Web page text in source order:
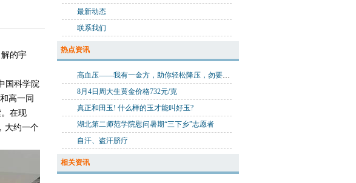
的宇
国科学院
高一同
在现
大约一个
最新动态
联系我们
热点资讯
高血压——我有一金方，助你轻松降压，勿要错过
8月4日周大生黄金价格732元/克
真正和田玉! 什么样的玉才能叫好玉?
湖北第二师范学院慰问暑期“三下乡”志愿者
自汗、盗汗脐疗
相关资讯